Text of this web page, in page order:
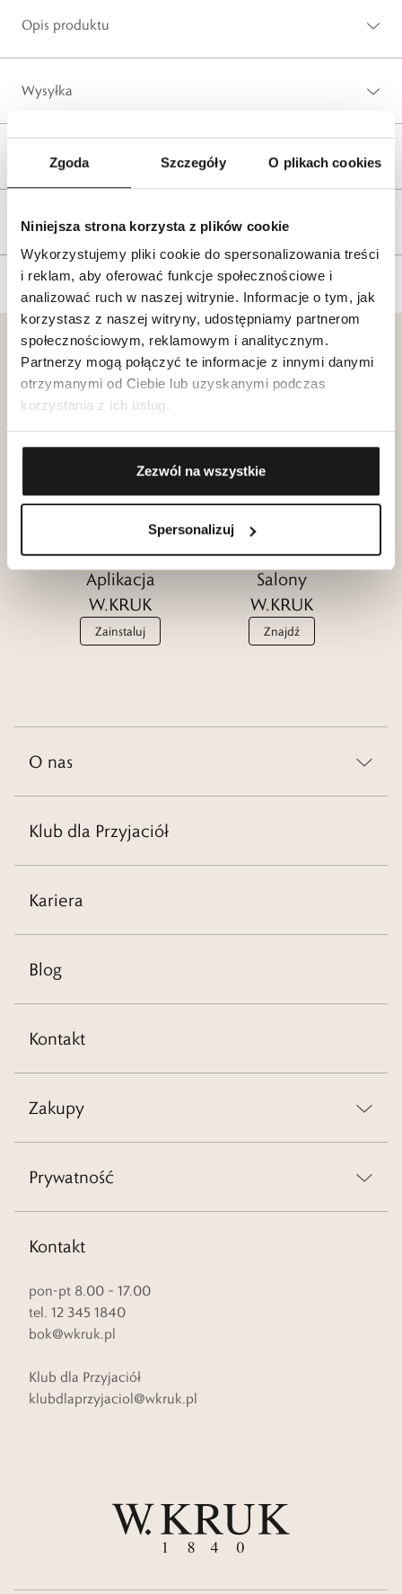
Zgoda Szczegóły O plikach cookies
Niniejsza strona korzysta z plików cookie
Wykorzystujemy pliki cookie do spersonalizowania treści
i reklam, aby oferować funkcje społecznościowe i
analizować ruch w naszej witrynie. Informacje o tym, jak
korzystasz z naszej witryny, udostępniamy partnerom
społecznościowym, reklamowym i analitycznym.
Partnerzy mogą połączyć te informacje z innymi danymi
otrzymanymi od Ciebie lub uzyskanymi podczas
korzystania z ich usług.
Zezwól na wszystkie
Spersonalizuj
Opis produktu
Wysyłka
Reklamacje i zwroty
Tagi
Klub dla
Przyjaciół
W.KRUK
Katalogi
W.KRUK
Zobacz
Aplikacja
W.KRUK
Zainstaluj
Salony
W.KRUK
Znajdź
O nas
Klub dla Przyjaciół
Kariera
Blog
Kontakt
Zakupy
Prywatność
Kontakt
pon-pt 8.00 – 17.00
tel. 12 345 1840
bok@wkruk.pl
Klub dla Przyjaciół
klubdlaprzyjaciol@wkruk.pl